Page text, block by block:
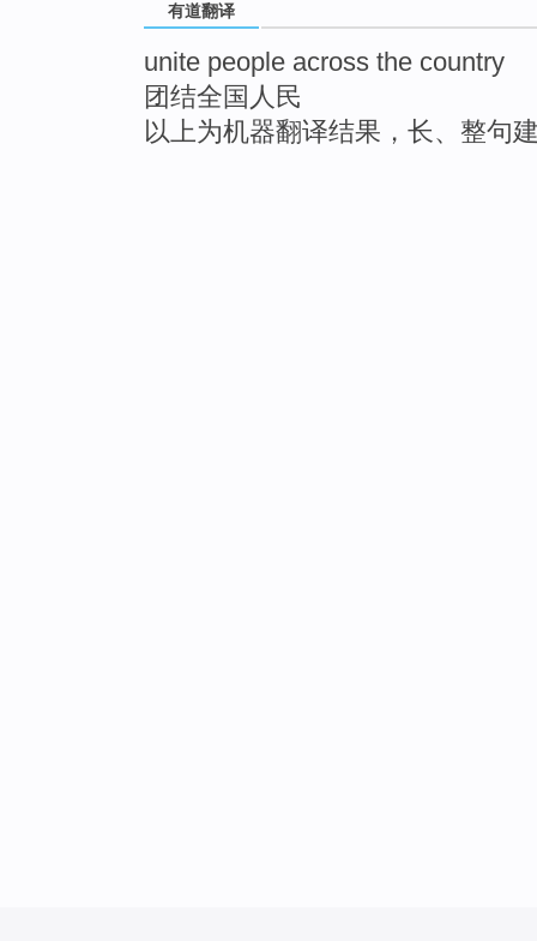
有道翻译
unite people across the country
团结全国人民
以上为机器翻译结果，长、整句